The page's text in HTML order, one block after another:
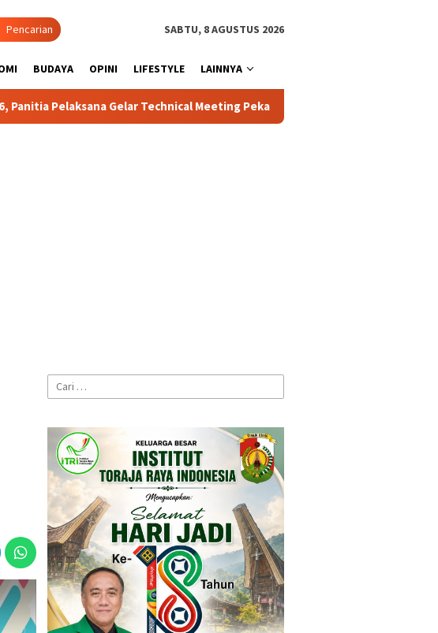
Pencarian SABTU, 8 AGUSTUS 2026
BUDAYA OPINI LIFESTYLE LAINNYA
Meeting Pekan Olahraga Tingkat Kecamatan Konda
Cari
untuk: